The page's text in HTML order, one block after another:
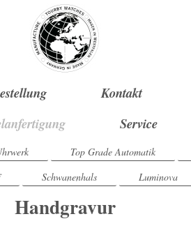
Kontakt
Service
Top Grade Automatik
Schwanenhals Luminova
Handgravur